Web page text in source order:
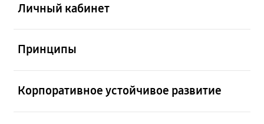
Личный кабинет
Принципы
Корпоративное устойчивое развитие